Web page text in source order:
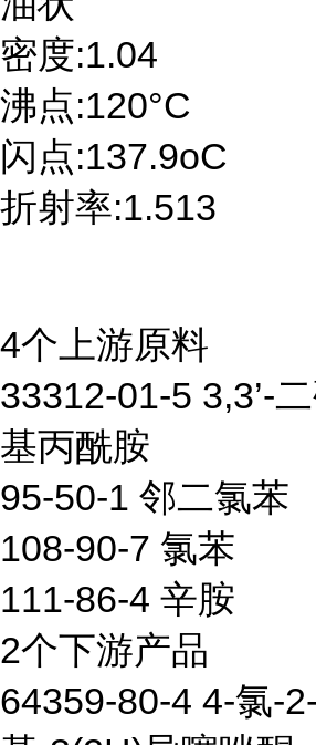
密度:1.04
沸点:120°C
闪点:137.9oC
折射率:1.513
4个上游原料
33312-01-5 3,3’-
基丙酰胺
95-50-1 邻二氯苯
108-90-7 氯苯
111-86-4 辛胺
2个下游产品
64359-80-4 4-氯-